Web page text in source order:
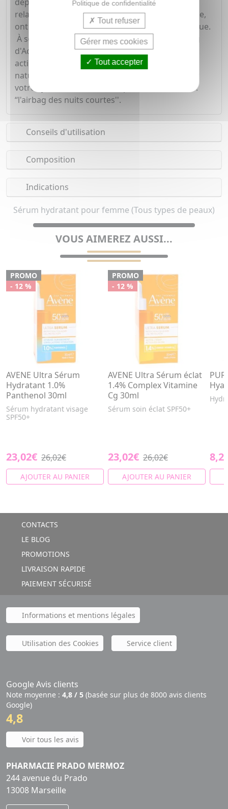
relayé par des praticiens de médecine esthétique,
ont peu à peu fait connaitre cette formule pointue.
À son actif : - ultra haute concentration (480 mg
d'Acide Hyaluronique), - 4 tailles d'AH pour des
actions complémentaires - un extrait d'origine
naturelle avec la capacité étonnante de stimuler
votre synthèse d'AH dans la peau. Son surnom :
‘‘l'airbag des nuits courtes''.
Conseils d'utilisation
Composition
Indications
Sérum hydratant pour femme (Tous types de peaux)
VOUS AIMEREZ AUSSI...
PROMO
- 12 %
AVENE Ultra Sérum
Hydratant 1.0%
Panthenol 30ml
Sérum hydratant visage
SPF50+
23,02€ 26,02€
AJOUTER AU PANIER
PROMO
- 12 %
AVENE Ultra Sérum éclat
1.4% Complex Vitamine
Cg 30ml
Sérum soin éclat SPF50+
23,02€ 26,02€
AJOUTER AU PANIER
CONTACTS
LE BLOG
PROMOTIONS
LIVRAISON RAPIDE
PAIEMENT SÉCURISÉ
Informations et mentions légales
Utilisation des Cookies Service client
Google Avis clients
Note moyenne : 4,8 / 5 (basée sur plus de 8000 avis clients
Google)
4,8
Voir tous les avis
PHARMACIE PRADO MERMOZ
244 avenue du Prado
13008 Marseille
Politique de confidentialité
Tout refuser
Gérer mes cookies
Tout accepter